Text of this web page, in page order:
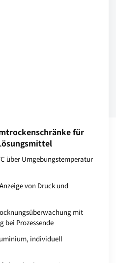
für
über Umgebungstemperatur
von Druck und
mit
bei Prozessende
individuell